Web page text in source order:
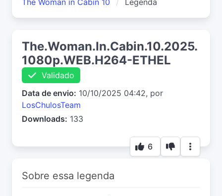
The Woman in Cabin 10 Legenda
The.Woman.In.Cabin.10.2025.
1080p.WEB.H264-ETHEL
Validado
Data de envio: 10/10/2025 04:42, por
LosChulosTeam
Downloads: 133
6
Sobre essa legenda